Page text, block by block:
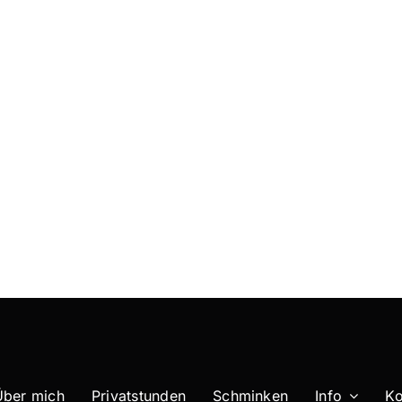
mich Privatstunden Schminken Info